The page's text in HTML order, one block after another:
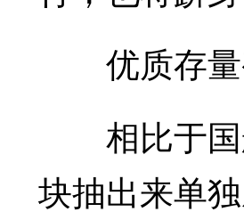
优质存量
相比于国
块抽出来单